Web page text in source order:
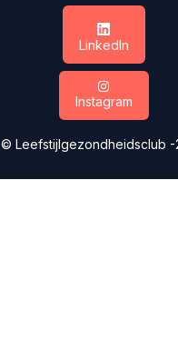
LinkedIn
Instagram
© Leefstijlgezondheidsclub -